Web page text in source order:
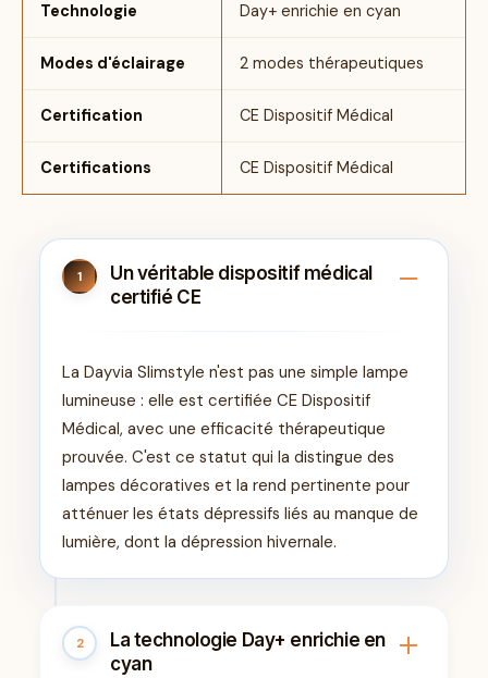
Technologie Day+ enrichie en cyan
Modes d'éclairage 2 modes thérapeutiques
Certification CE Dispositif Médical
Certifications CE Dispositif Médical
1
Un véritable dispositif médical
certifié CE
La Dayvia Slimstyle n'est pas une simple lampe
lumineuse : elle est certifiée CE Dispositif
Médical, avec une efficacité thérapeutique
prouvée. C'est ce statut qui la distingue des
lampes décoratives et la rend pertinente pour
atténuer les états dépressifs liés au manque de
lumière, dont la dépression hivernale.
2
La technologie Day+ enrichie en
cyan